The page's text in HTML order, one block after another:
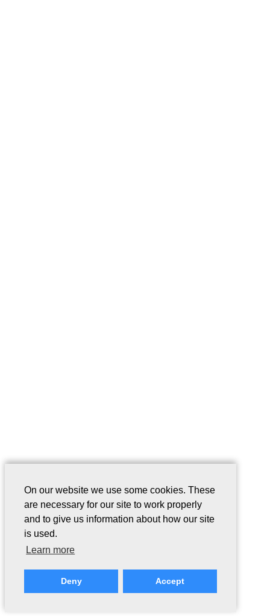
On our website we use some cookies. These
are necessary for our site to work properly
and to give us information about how our site
is used.
Learn more
Deny Accept